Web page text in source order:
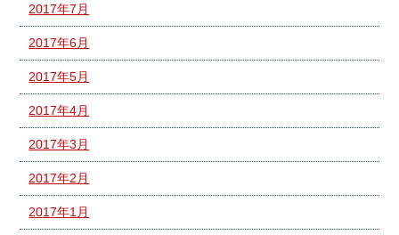
2017年7月
2017年6月
2017年5月
2017年4月
2017年3月
2017年2月
2017年1月